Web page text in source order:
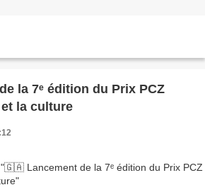
la 7ᵉ édition du Prix PCZ
la culture